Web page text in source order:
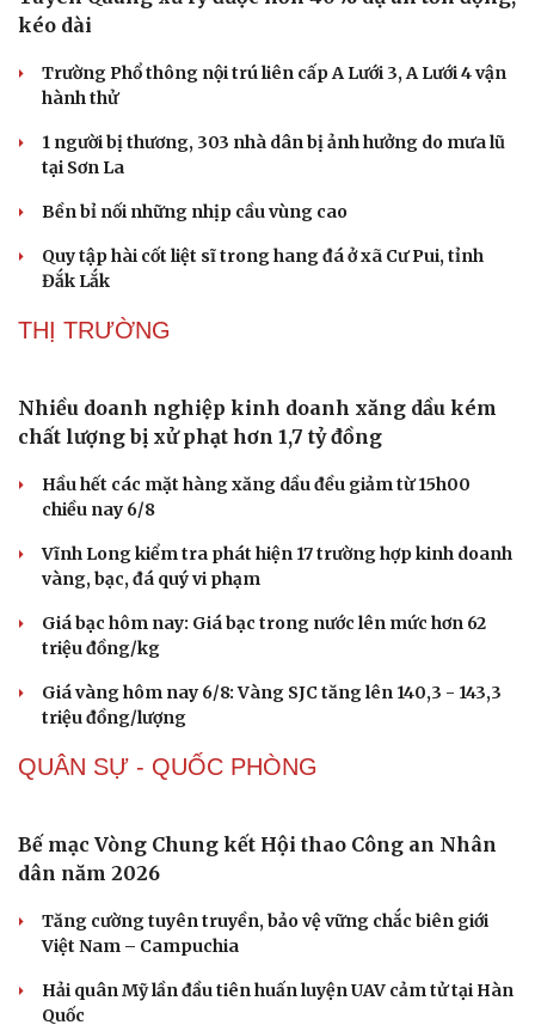
Tuyên Quang xử lý được hơn 40% dự án tồn đọng,
kéo dài
Trường Phổ thông nội trú liên cấp A Lưới 3, A Lưới 4 vận
1 người bị thương, 303 nhà dân bị ảnh hưởng do mưa lũ
tại Sơn La
Bền bỉ nối những nhịp cầu vùng cao
Quy tập hài cốt liệt sĩ trong hang đá ở xã Cư Pui, tỉnh
THỊ TRƯỜNG
Nhiều doanh nghiệp kinh doanh xăng dầu kém
chất lượng bị xử phạt hơn 1,7 tỷ đồng
Hầu hết các mặt hàng xăng dầu đều giảm từ 15h00